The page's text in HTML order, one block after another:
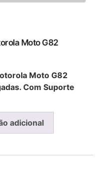
Moto G82
Moto G82
Com Suporte
adicional